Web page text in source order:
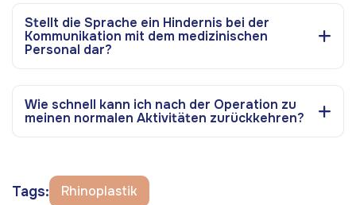
Stellt die Sprache ein Hindernis bei der
Kommunikation mit dem medizinischen
Personal dar?
Wie schnell kann ich nach der Operation zu
meinen normalen Aktivitäten zurückkehren?
Tags: Rhinoplastik